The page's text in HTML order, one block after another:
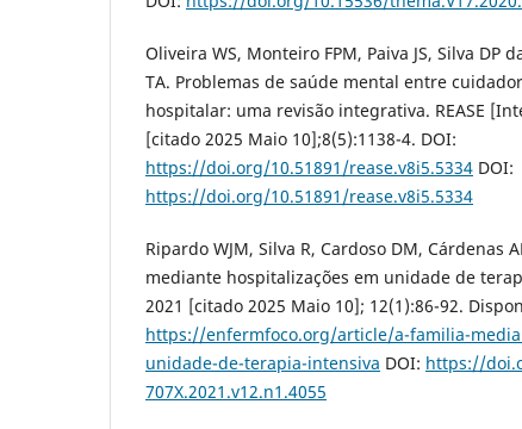
Oliveira WS, Monteiro FPM, Paiva JS, Silva DP
TA. Problemas de saúde mental entre
hospitalar: uma revisão integrativa. REASE
[citado 2025 Maio 10];8(5):1138-4. DOI:
https://doi.org/10.51891/rease.v8i5.5334 DOI:
https://doi.org/10.51891/rease.v8i5.5334
Ripardo WJM, Silva R, Cardoso DM, Cárdenas
mediante hospitalizações em unidade de
2021 [citado 2025 Maio 10]; 12(1):86-92.
https://enfermfoco.org/article/a-familia-
unidade-de-terapia-intensiva DOI: https://
707X.2021.v12.n1.4055